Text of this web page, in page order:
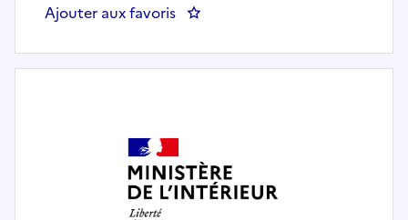
Ajouter aux favoris : Diététicien - Diététique F/H